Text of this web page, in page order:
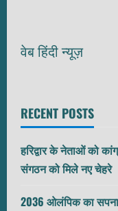
वेब हिंदी न्यूज़
RECENT POSTS
हरिद्वार के नेताओं को
संगठन को मिले नए चेहरे
2036 ओलंपिक का सपना